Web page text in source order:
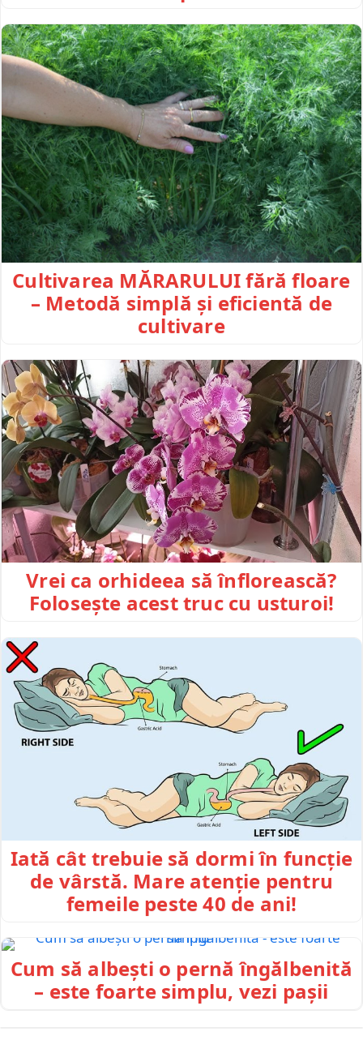
Cultivarea MĂRARULUI fără floare
– Metodă simplă și eficientă de
cultivare
Vrei ca orhideea să înflorească?
Folosește acest truc cu usturoi!
Iată cât trebuie să dormi în funcție
de vârstă. Mare atenție pentru
femeile peste 40 de ani!
Cum să albești o pernă îngălbenită
– este foarte simplu, vezi pașii